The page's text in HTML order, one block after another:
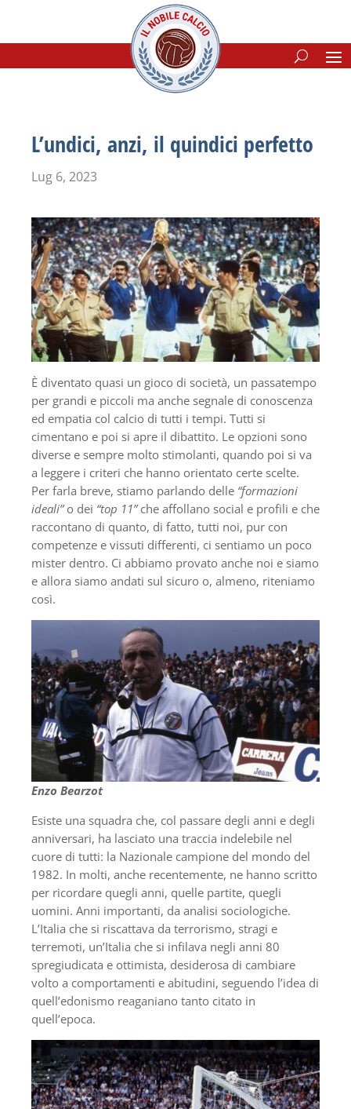
L’undici, anzi, il quindici perfetto
Lug 6, 2023
È diventato quasi un gioco di società, un passatempo
per grandi e piccoli ma anche segnale di conoscenza
ed empatia col calcio di tutti i tempi. Tutti si
cimentano e poi si apre il dibattito. Le opzioni sono
diverse e sempre molto stimolanti, quando poi si va
a leggere i criteri che hanno orientato certe scelte.
Per farla breve, stiamo parlando delle “formazioni
ideali”o dei “top 11”che affollano social e profili e che
raccontano di quanto, di fatto, tutti noi, pur con
competenze e vissuti differenti, ci sentiamo un poco
mister dentro. Ci abbiamo provato anche noi e siamo
e allora siamo andati sul sicuro o, almeno, riteniamo
così.
Enzo Bearzot
Esiste una squadra che, col passare degli anni e degli
anniversari, ha lasciato una traccia indelebile nel
cuore di tutti: la Nazionale campione del mondo del
1982. In molti, anche recentemente, ne hanno scritto
per ricordare quegli anni, quelle partite, quegli
uomini. Anni importanti, da analisi sociologiche.
L’Italia che si riscattava da terrorismo, stragi e
terremoti, un’Italia che si infilava negli anni 80
spregiudicata e ottimista, desiderosa di cambiare
volto a comportamenti e abitudini, seguendo l’idea di
quell’edonismo reaganiano tanto citato in
quell’epoca.